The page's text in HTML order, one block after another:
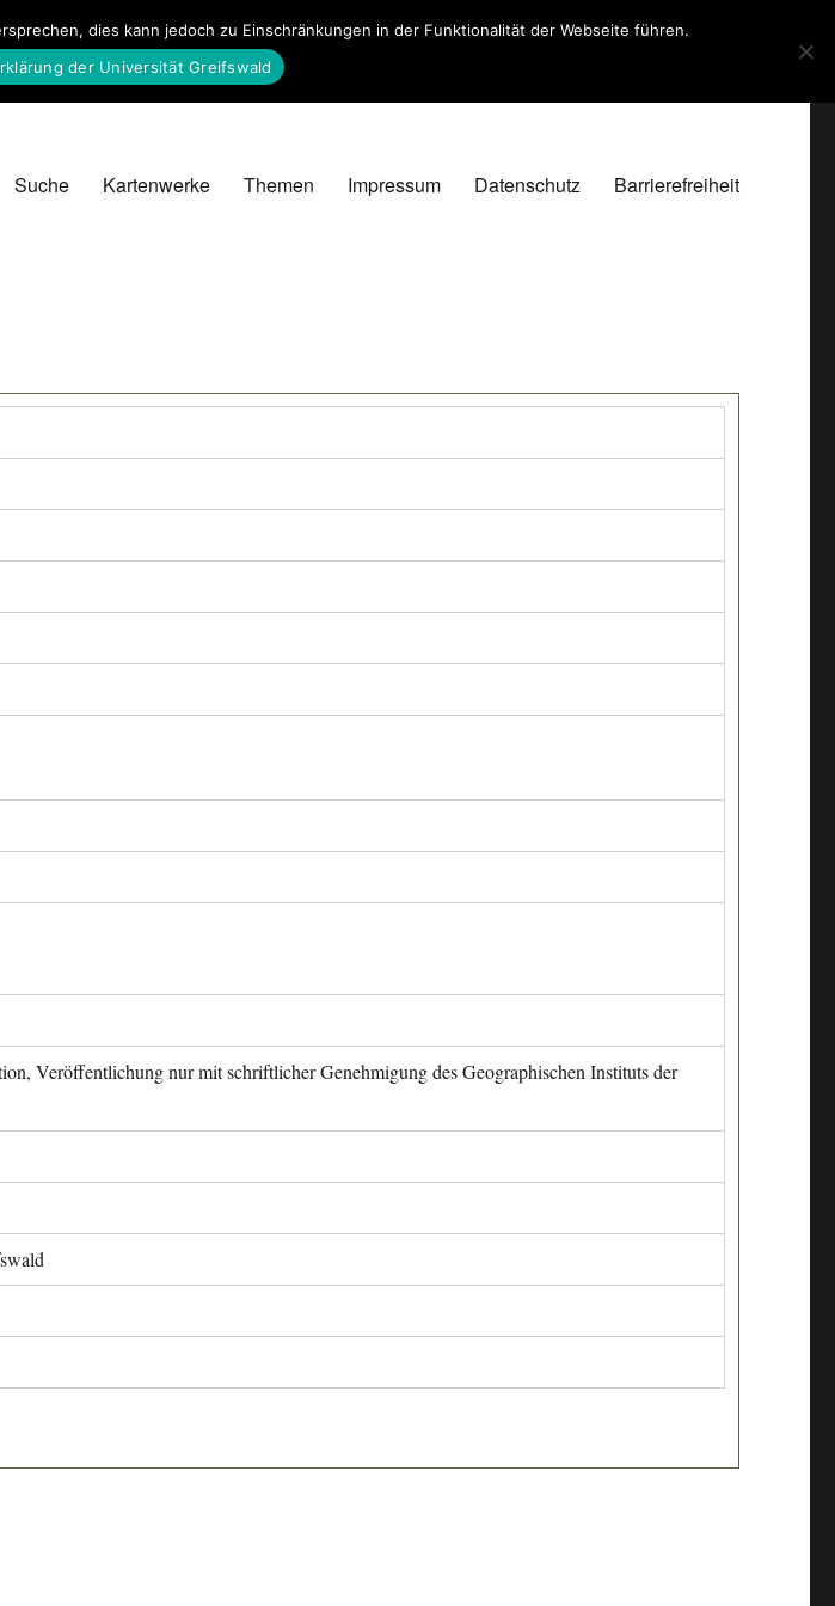
Suche Kartenwerke Themen Impressum Datenschutz Barrierefreiheit
Veröffentlichung nur mit schriftlicher Genehmigung des Geographischen Instituts der
dies kann jedoch zu Einschränkungen in der Funktionalität der Webseite führen.
der Universität Greifswald